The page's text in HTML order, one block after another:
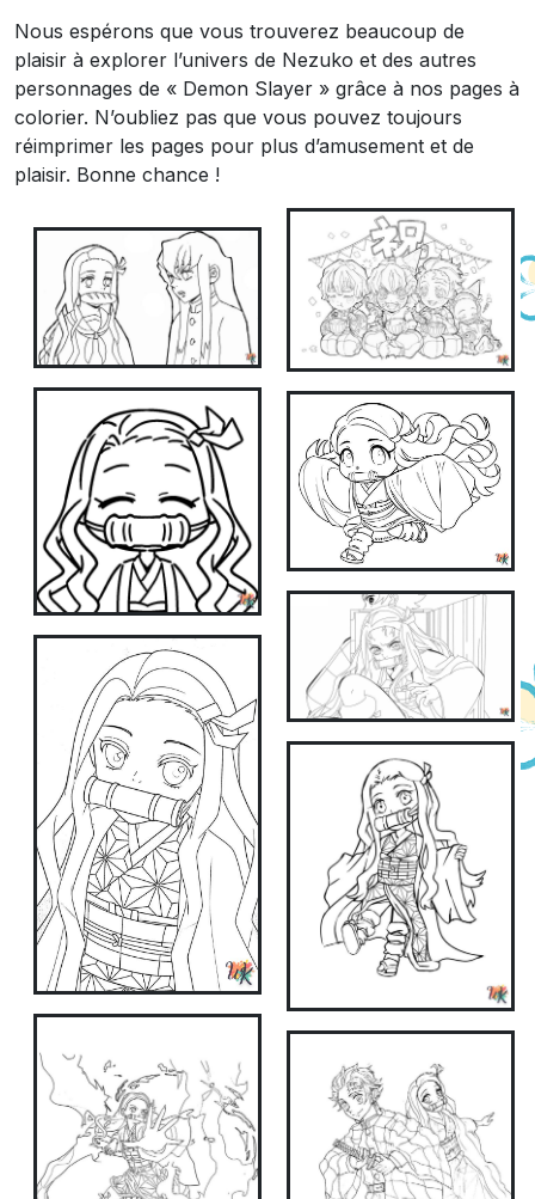
Nous espérons que vous trouverez beaucoup de
plaisir à explorer l’univers de Nezuko et des autres
personnages de « Demon Slayer » grâce à nos pages à
colorier. N’oubliez pas que vous pouvez toujours
réimprimer les pages pour plus d’amusement et de
plaisir. Bonne chance !